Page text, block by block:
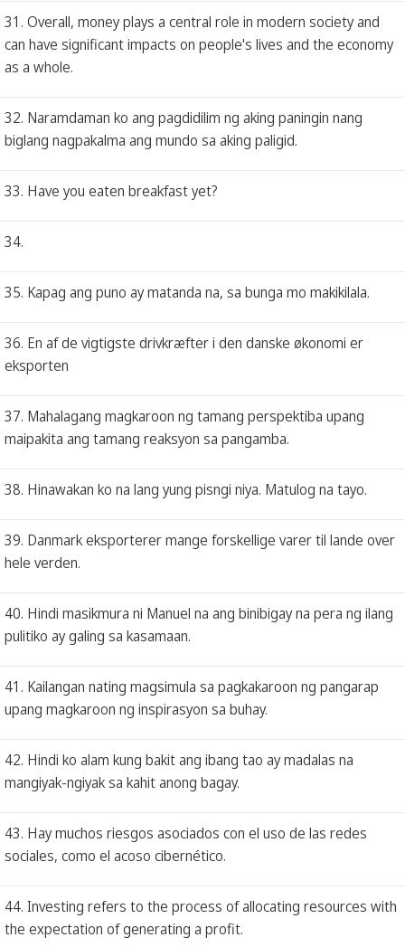
31. Overall, money plays a central role in modern society and
can have significant impacts on people's lives and the economy
as a whole.
32. Naramdaman ko ang pagdidilim ng aking paningin nang
biglang nagpakalma ang mundo sa aking paligid.
33. Have you eaten breakfast yet?
34.
35. Kapag ang puno ay matanda na, sa bunga mo makikilala.
36. En af de vigtigste drivkræfter i den danske økonomi er
eksporten
37. Mahalagang magkaroon ng tamang perspektiba upang
maipakita ang tamang reaksyon sa pangamba.
38. Hinawakan ko na lang yung pisngi niya. Matulog na tayo.
39. Danmark eksporterer mange forskellige varer til lande over
hele verden.
40. Hindi masikmura ni Manuel na ang binibigay na pera ng ilang
pulitiko ay galing sa kasamaan.
41. Kailangan nating magsimula sa pagkakaroon ng pangarap
upang magkaroon ng inspirasyon sa buhay.
42. Hindi ko alam kung bakit ang ibang tao ay madalas na
mangiyak-ngiyak sa kahit anong bagay.
43. Hay muchos riesgos asociados con el uso de las redes
sociales, como el acoso cibernético.
44. Investing refers to the process of allocating resources with
the expectation of generating a profit.